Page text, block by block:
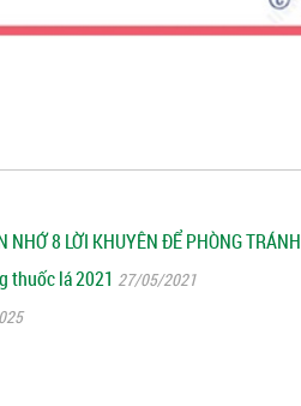
8 LỜI KHUYÊN ĐỂ PHÒNG TRÁNH
thuốc lá 2021 27/05/2021